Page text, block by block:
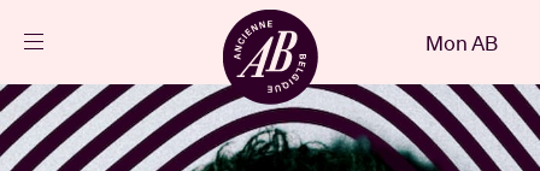
FR
Agenda
Mon AB